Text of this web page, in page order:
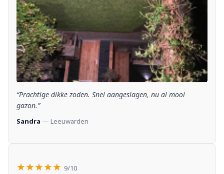
“Prachtige dikke zoden. Snel aangeslagen, nu al mooi
gazon.”
Sandra — Leeuwarden
★★★★★ 9/10